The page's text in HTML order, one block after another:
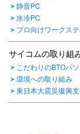
静音PC
水冷PC
プロ向けワークス
サイコムの取り組
こだわりのBTOパ
環境への取り組み
東日本大震災復興